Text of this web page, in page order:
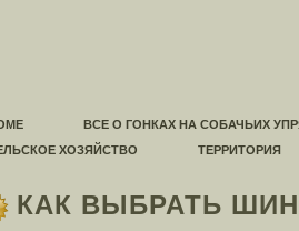
ВСЕ О ГОНКАХ НА СОБАЧЬИХ
ХОЗЯЙСТВО
ТЕРРИТОРИЯ
КАК ВЫБРАТЬ